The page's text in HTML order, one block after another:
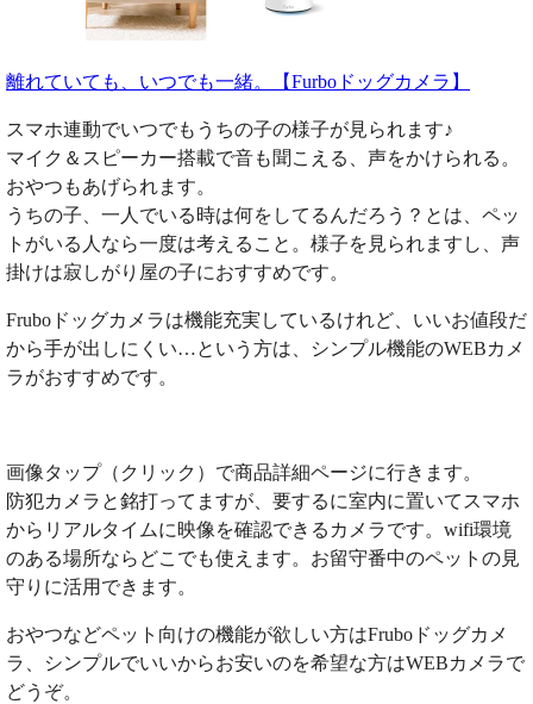
離れていても、いつでも一緒。【Furboドッグカメラ】
スマホ連動でいつでもうちの子の様子が見られます♪
マイク＆スピーカー搭載で音も聞こえる、声をかけられる。
おやつもあげられます。
うちの子、一人でいる時は何をしてるんだろう？とは、ペッ
トがいる人なら一度は考えること。様子を見られますし、声
掛けは寂しがり屋の子におすすめです。
Fruboドッグカメラは機能充実しているけれど、いいお値段だ
から手が出しにくい…という方は、シンプル機能のWEBカメ
ラがおすすめです。
画像タップ（クリック）で商品詳細ページに行きます。
防犯カメラと銘打ってますが、要するに室内に置いてスマホ
からリアルタイムに映像を確認できるカメラです。wifi環境
のある場所ならどこでも使えます。お留守番中のペットの見
守りに活用できます。
おやつなどペット向けの機能が欲しい方はFruboドッグカメ
ラ、シンプルでいいからお安いのを希望な方はWEBカメラで
どうぞ。